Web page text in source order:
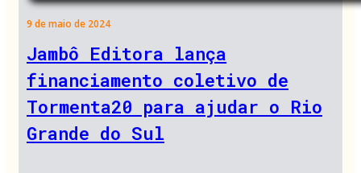
9 de maio de 2024
Jambô Editora lança
financiamento coletivo de
Tormenta20 para ajudar o Rio
Grande do Sul